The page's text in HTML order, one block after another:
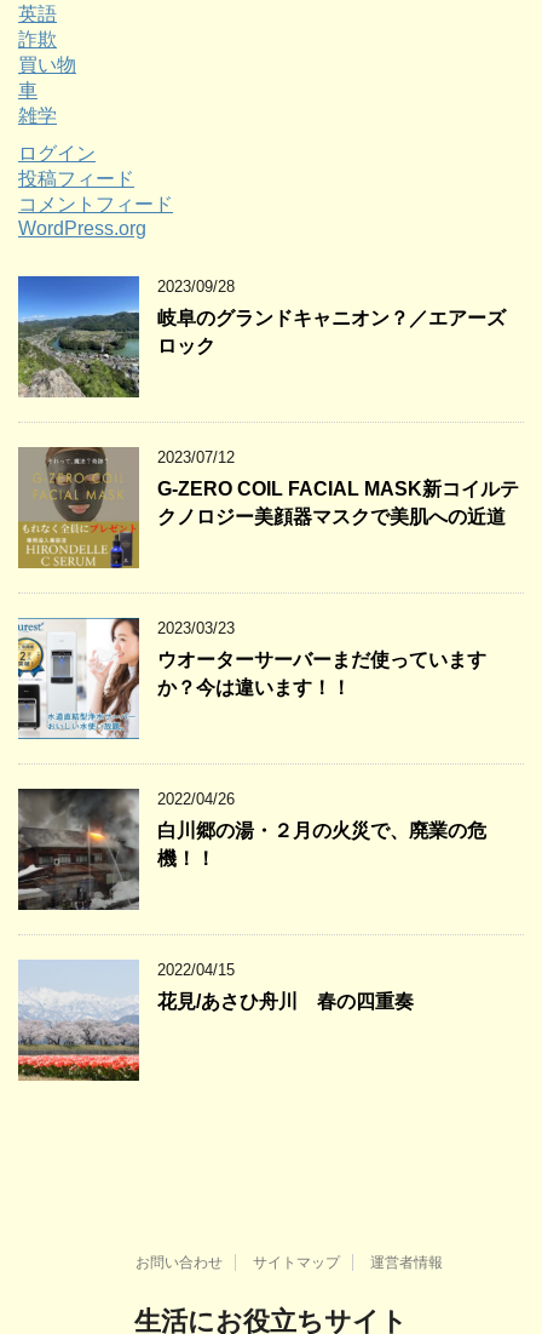
英語
詐欺
買い物
車
雑学
ログイン
投稿フィード
コメントフィード
WordPress.org
2023/09/28
岐阜のグランドキャニオン？／エアーズ
ロック
2023/07/12
G-ZERO COIL FACIAL MASK新コイルテ
クノロジー美顔器マスクで美肌への近道
2023/03/23
ウオーターサーバーまだ使っています
か？今は違います！！
2022/04/26
白川郷の湯・２月の火災で、廃業の危
機！！
2022/04/15
花見/あさひ舟川 春の四重奏
お問い合わせ サイトマップ 運営者情報
生活にお役立ちサイト